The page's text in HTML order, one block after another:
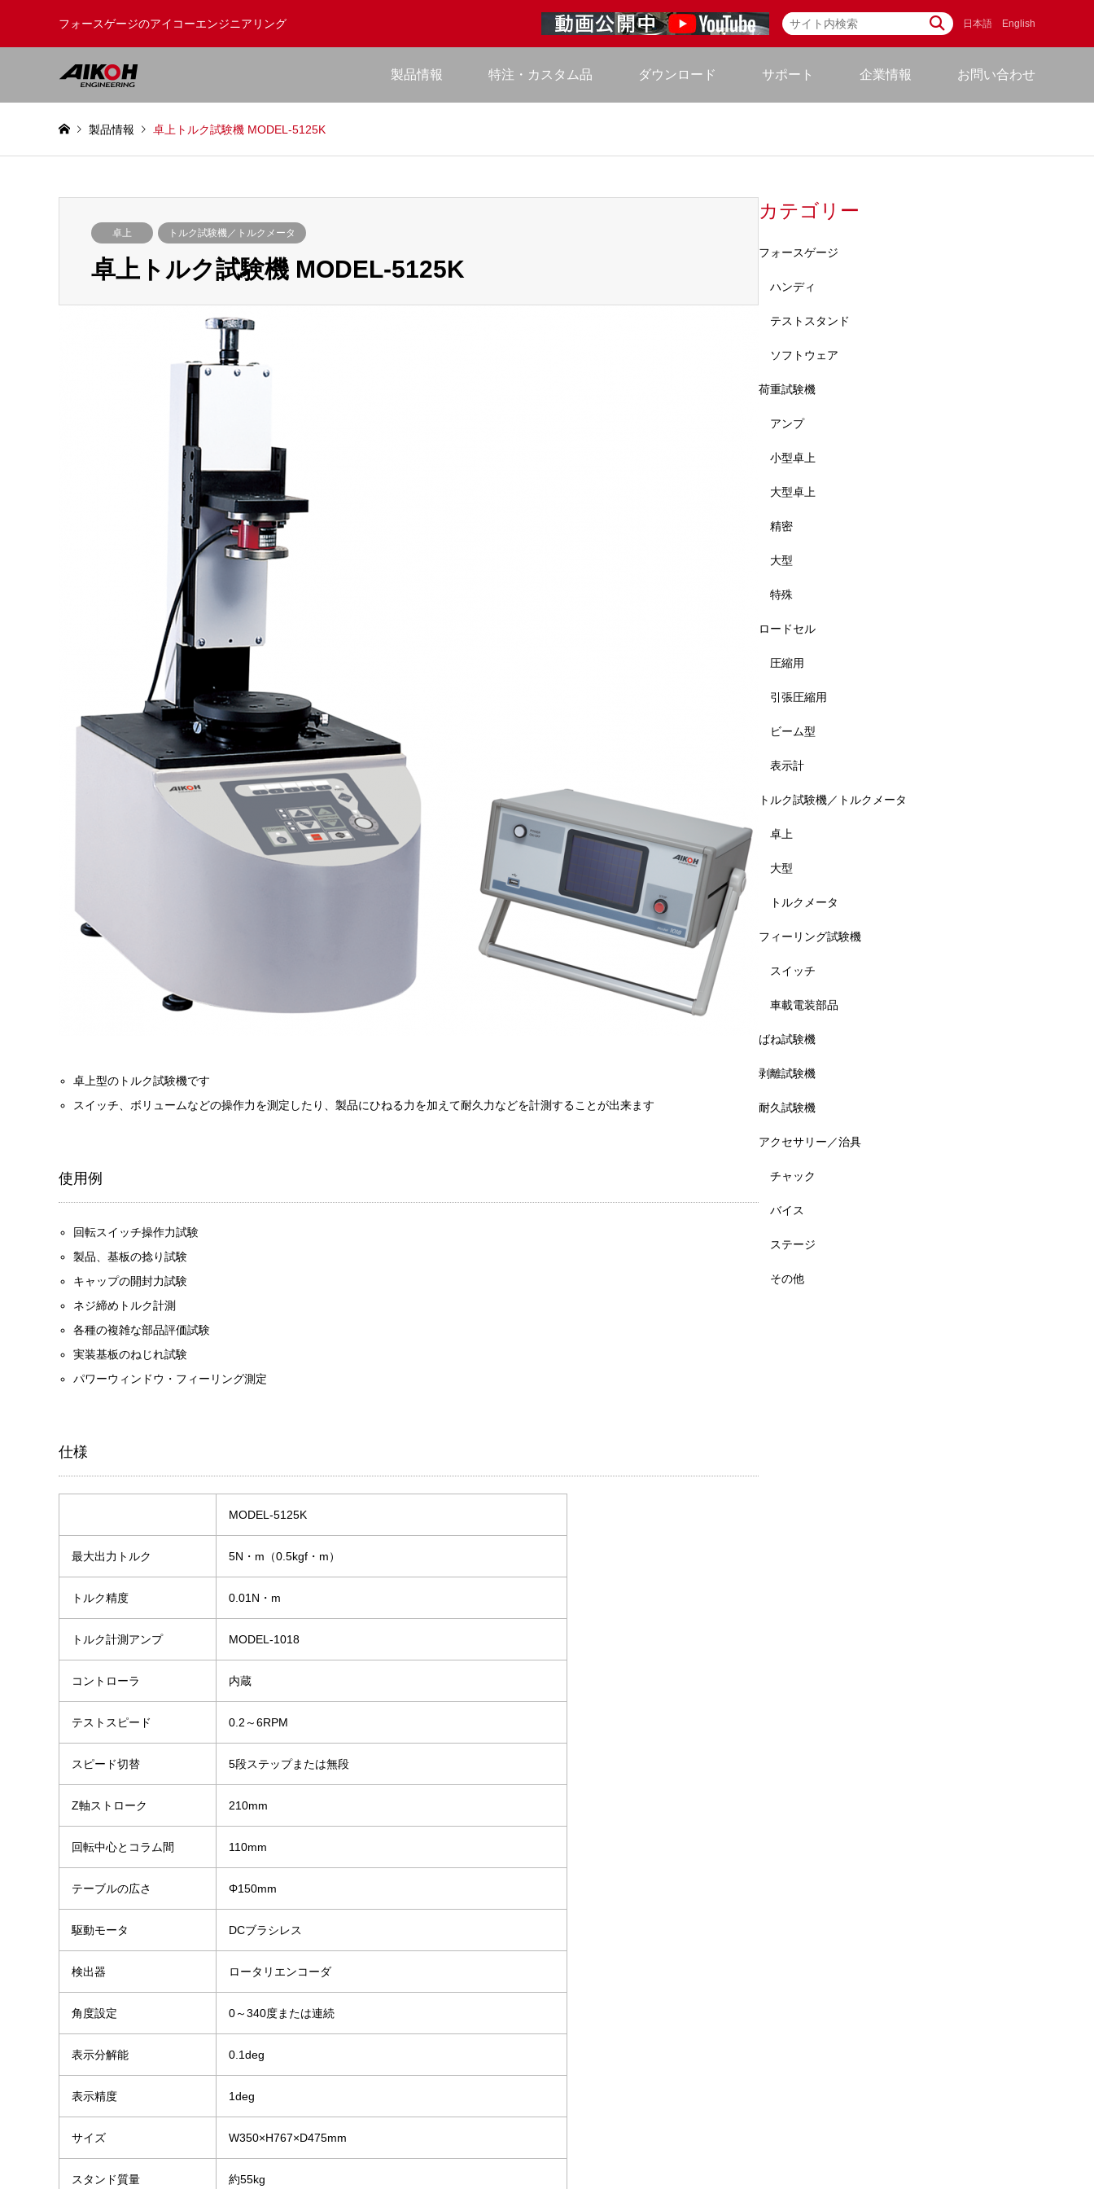
フォースゲージのアイコーエンジニアリング 日本語 English
製品情報 特注・カスタム品 ダウンロード サポート 企業情報 お問い合わせ
製品情報 卓上トルク試験機 MODEL-5125K
卓上 トルク試験機／トルクメータ
卓上トルク試験機 MODEL-5125K
卓上型のトルク試験機です
スイッチ、ボリュームなどの操作力を測定したり、製品にひねる力を加えて耐久力などを計測することが出来ます
使用例
回転スイッチ操作力試験
製品、基板の捻り試験
キャップの開封力試験
ネジ締めトルク計測
各種の複雑な部品評価試験
実装基板のねじれ試験
パワーウィンドウ・フィーリング測定
仕様
MODEL-5125K
最大出力トルク 5N・m（0.5kgf・m）
トルク精度 0.01N・m
トルク計測アンプ MODEL-1018
コントローラ 内蔵
テストスピード 0.2～6RPM
スピード切替 5段ステップまたは無段
Z軸ストローク 210mm
回転中心とコラム間 110mm
テーブルの広さ Φ150mm
駆動モータ DCブラシレス
検出器 ロータリエンコーダ
角度設定 0～340度または連続
表示分解能 0.1deg
表示精度 1deg
サイズ W350×H767×D475mm
スタンド質量 約55kg
カテゴリー
フォースゲージ
ハンディ
テストスタンド
ソフトウェア
荷重試験機
アンプ
小型卓上
大型卓上
精密
大型
特殊
ロードセル
圧縮用
引張圧縮用
ビーム型
表示計
トルク試験機／トルクメータ
卓上
大型
トルクメータ
フィーリング試験機
スイッチ
車載電装部品
ばね試験機
剥離試験機
耐久試験機
アクセサリー／治具
チャック
バイス
ステージ
その他